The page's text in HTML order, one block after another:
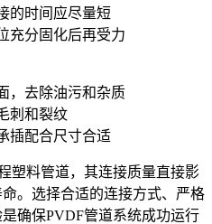
的时间应尽量短
充分固化后再受力
，去除油污和杂质
刺和裂纹
插配合尺寸合适
塑料管道，其连接质量直接影
。选择合适的连接方式、严格
确保PVDF管道系统成功运行